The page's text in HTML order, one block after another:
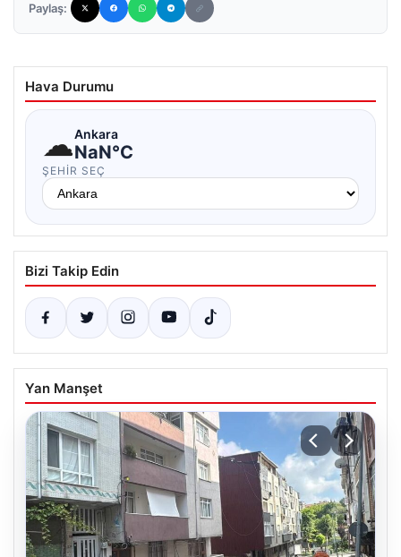
Paylaş:
Hava Durumu
☁Ankara
NaN°C
ŞEHIR SEÇ
Bizi Takip Edin
Yan Manşet